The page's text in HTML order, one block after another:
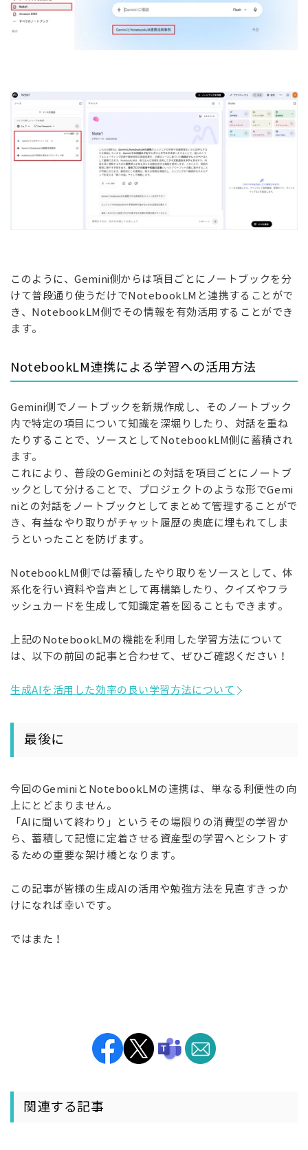
このように、Gemini側からは項目ごとにノートブックを分
けて普段通り使うだけでNotebookLMと連携することがで
き、NotebookLM側でその情報を有効活用することができ
ます。
NotebookLM連携による学習への活用方法
Gemini側でノートブックを新規作成し、そのノートブック
内で特定の項目について知識を深堀りしたり、対話を重ね
たりすることで、ソースとしてNotebookLM側に蓄積され
ます。
これにより、普段のGeminiとの対話を項目ごとにノートブ
ックとして分けることで、プロジェクトのような形でGemi
niとの対話をノートブックとしてまとめて管理することがで
き、有益なやり取りがチャット履歴の奥底に埋もれてしま
うといったことを防げます。
NotebookLM側では蓄積したやり取りをソースとして、体
系化を行い資料や音声として再構築したり、クイズやフラ
ッシュカードを生成して知識定着を図ることもできます。
上記のNotebookLMの機能を利用した学習方法について
は、以下の前回の記事と合わせて、ぜひご確認ください！
生成AIを活用した効率の良い学習方法について
最後に
今回のGeminiとNotebookLMの連携は、単なる利便性の向
上にとどまりません。
「AIに聞いて終わり」というその場限りの消費型の学習か
ら、蓄積して記憶に定着させる資産型の学習へとシフトす
るための重要な架け橋となります。
この記事が皆様の生成AIの活用や勉強方法を見直すきっか
けになれば幸いです。
ではまた！
関連する記事